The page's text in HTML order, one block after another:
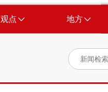
观点 地方